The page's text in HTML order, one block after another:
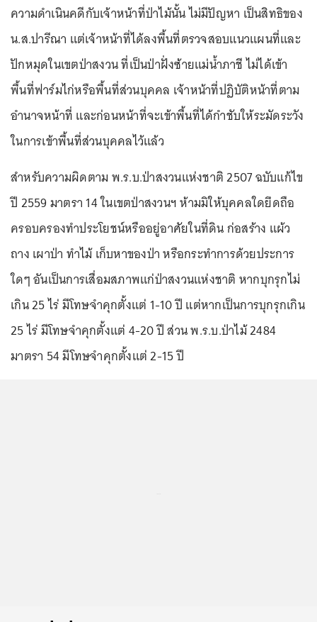
ความดำเนินคดีกับเจ้าหน้าที่ป่าไม้นั้น ไม่มีปัญหา เป็นสิทธิของ
น.ส.ปารีณา แต่เจ้าหน้าที่ได้ลงพื้นที่ตรวจสอบแนวแผนที่และ
ปักหมุดในเขตป่าสงวน ที่เป็นป่าฝั่งซ้ายแม่น้ำภาชี ไม่ได้เข้า
พื้นที่ฟาร์มไก่หรือพื้นที่ส่วนบุคคล เจ้าหน้าที่ปฏิบัติหน้าที่ตาม
อำนาจหน้าที่ และก่อนหน้าที่จะเข้าพื้นที่ได้กำชับให้ระมัดระวัง
ในการเข้าพื้นที่ส่วนบุคคลไว้แล้ว
สำหรับความผิดตาม พ.ร.บ.ป่าสงวนแห่งชาติ 2507 ฉบับแก้ไข
ปี 2559 มาตรา 14 ในเขตป่าสงวนฯ ห้ามมิให้บุคคลใดยึดถือ
ครอบครองทำประโยชน์หรืออยู่อาศัยในที่ดิน ก่อสร้าง แผ้ว
ถาง เผาป่า ทำไม้ เก็บหาของป่า หรือกระทำการด้วยประการ
ใดๆ อันเป็นการเสื่อมสภาพแก่ป่าสงวนแห่งชาติ หากบุกรุกไม่
เกิน 25 ไร่ มีโทษจำคุกตั้งแต่ 1-10 ปี แต่หากเป็นการบุกรุกเกิน
25 ไร่ มีโทษจำคุกตั้งแต่ 4-20 ปี ส่วน พ.ร.บ.ป่าไม้ 2484
มาตรา 54 มีโทษจำคุกตั้งแต่ 2-15 ปี